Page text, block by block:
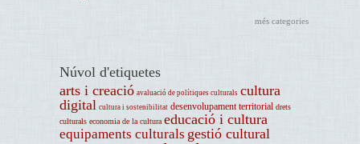
més categories
Núvol d'etiquetes
arts i creació avaluació de polítiques culturals cultura
digital cultura i sostenibilitat desenvolupament territorial drets
culturals economia de la cultura educació i cultura
equipaments culturals gestió cultural